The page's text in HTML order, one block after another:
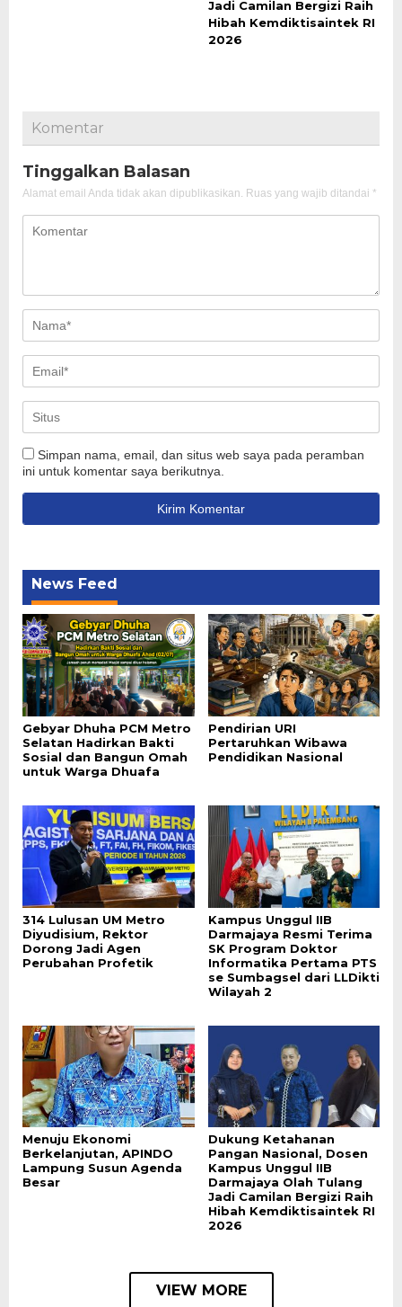
Jadi Camilan Bergizi Raih
Hibah Kemdiktisaintek RI
2026
Komentar
Tinggalkan Balasan
Alamat email Anda tidak akan dipublikasikan. Ruas yang wajib ditandai *
Simpan nama, email, dan situs web saya pada peramban
ini untuk komentar saya berikutnya.
News Feed
Gebyar Dhuha PCM Metro
Selatan Hadirkan Bakti
Sosial dan Bangun Omah
untuk Warga Dhuafa
Pendirian URI
Pertaruhkan Wibawa
Pendidikan Nasional
314 Lulusan UM Metro
Diyudisium, Rektor
Dorong Jadi Agen
Perubahan Profetik
Kampus Unggul IIB
Darmajaya Resmi Terima
SK Program Doktor
Informatika Pertama PTS
se Sumbagsel dari LLDikti
Wilayah 2
Menuju Ekonomi
Berkelanjutan, APINDO
Lampung Susun Agenda
Besar
Dukung Ketahanan
Pangan Nasional, Dosen
Kampus Unggul IIB
Darmajaya Olah Tulang
Jadi Camilan Bergizi Raih
Hibah Kemdiktisaintek RI
2026
VIEW MORE